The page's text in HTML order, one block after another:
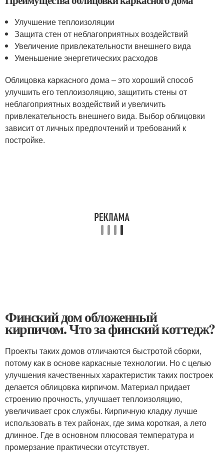
Улучшение теплоизоляции
Защита стен от неблагоприятных воздействий
Увеличение привлекательности внешнего вида
Уменьшение энергетических расходов
Облицовка каркасного дома – это хороший способ
улучшить его теплоизоляцию, защитить стены от
неблагоприятных воздействий и увеличить
привлекательность внешнего вида. Выбор облицовки
зависит от личных предпочтений и требований к
постройке.
Финский дом обложенный
кирпичом. Что за финский коттедж?
Проекты таких домов отличаются быстротой сборки,
потому как в основе каркасные технологии. Но с целью
улучшения качественных характеристик таких построек
делается облицовка кирпичом. Материал придает
строению прочность, улучшает теплоизоляцию,
увеличивает срок службы. Кирпичную кладку лучше
использовать в тех районах, где зима короткая, а лето
длинное. Где в основном плюсовая температура и
промерзание практически отсутствует.